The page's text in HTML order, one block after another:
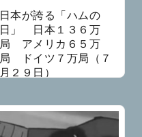
日本が誇る「ハムの
日」 日本１３６万
局 アメリカ６５万
局 ドイツ７万局（７
月２９日）